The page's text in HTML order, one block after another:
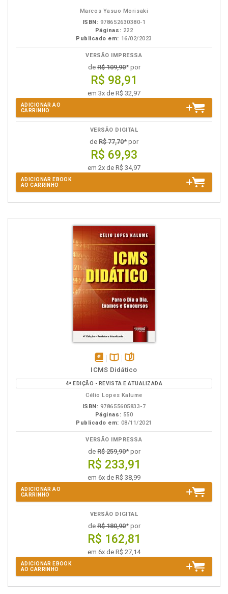
Marcos Yasuo Morisaki
ISBN: 978652630380-1
Páginas: 222
Publicado em: 16/02/2023
VERSÃO IMPRESSA
deR$ 109,90* por
R$ 98,91
em 3x de R$ 32,97
ADICIONAR AO
CARRINHO
VERSÃO DIGITAL
de R$ 77,70* por
R$ 69,93
em 2x de R$ 34,97
ADICIONAR EBOOK
AO CARRINHO
disponível
em
eBook
Disponível
na
B.V.
páginas
ICMS Didático
4ª EDIÇÃO - REVISTA E ATUALIZADA
Célio Lopes Kalume
ISBN: 978655605833-7
Páginas: 550
Publicado em: 08/11/2021
VERSÃO IMPRESSA
deR$ 259,90* por
R$ 233,91
em 6x de R$ 38,99
ADICIONAR AO
CARRINHO
VERSÃO DIGITAL
deR$ 180,90* por
R$ 162,81
em 6x de R$ 27,14
ADICIONAR EBOOK
AO CARRINHO